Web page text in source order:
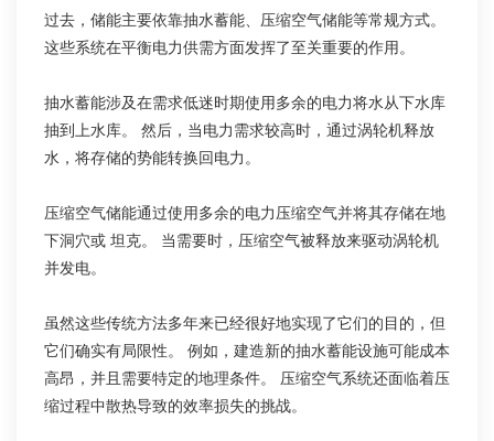
过去，储能主要依靠抽水蓄能、压缩空气储能等常规方式。
这些系统在平衡电力供需方面发挥了至关重要的作用。
抽水蓄能涉及在需求低迷时期使用多余的电力将水从下水库
抽到上水库。 然后，当电力需求较高时，通过涡轮机释放
水，将存储的势能转换回电力。
压缩空气储能通过使用多余的电力压缩空气并将其存储在地
下洞穴或 坦克。 当需要时，压缩空气被释放来驱动涡轮机
并发电。
虽然这些传统方法多年来已经很好地实现了它们的目的，但
它们确实有局限性。 例如，建造新的抽水蓄能设施可能成本
高昂，并且需要特定的地理条件。 压缩空气系统还面临着压
缩过程中散热导致的效率损失的挑战。